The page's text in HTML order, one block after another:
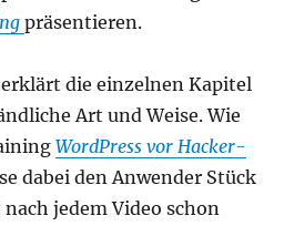
präsentieren.
die einzelnen Kapitel
Art und Weise. Wie
WordPress vor Hacker-
dabei den Anwender Stück
jedem Video schon